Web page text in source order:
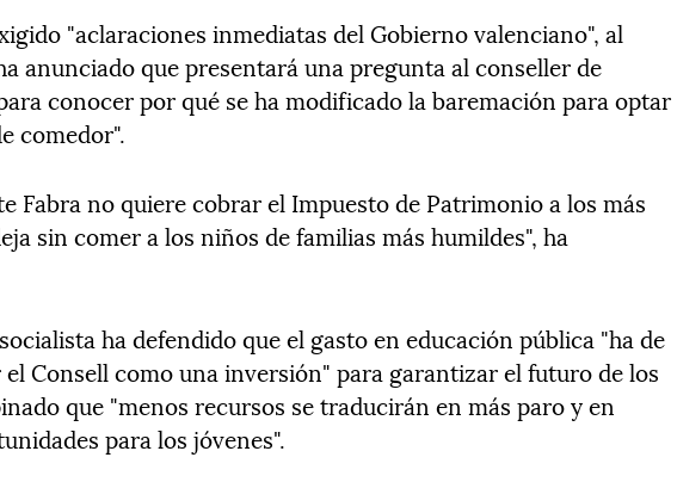
"aclaraciones inmediatas del Gobierno valenciano", al
anunciado que presentará una pregunta al conseller de
conocer por qué se ha modificado la baremación para optar
comedor".
Fabra no quiere cobrar el Impuesto de Patrimonio a los más
sin comer a los niños de familias más humildes", ha
ha defendido que el gasto en educación pública "ha de
Consell como una inversión" para garantizar el futuro de los
que "menos recursos se traducirán en más paro y en
para los jóvenes".